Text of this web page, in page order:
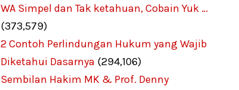
WA Simpel dan Tak ketahuan, Cobain Yuk …
(373,579)
2 Contoh Perlindungan Hukum yang Wajib
Diketahui Dasarnya (294,106)
Sembilan Hakim MK & Prof. Denny